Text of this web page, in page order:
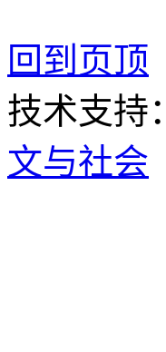
回到页顶
技术支持：
文与社会